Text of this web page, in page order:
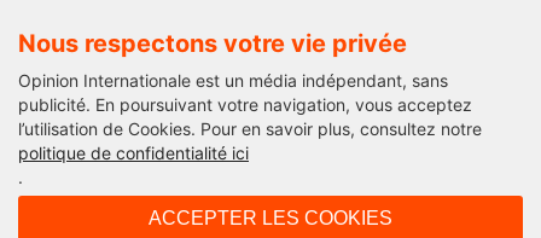
Nous respectons votre vie privée
Opinion Internationale est un média indépendant, sans
publicité. En poursuivant votre navigation, vous acceptez
l’utilisation de Cookies. Pour en savoir plus, consultez notre
politique de confidentialité ici
.
ACCEPTER LES COOKIES
Opinion Outre-Mer